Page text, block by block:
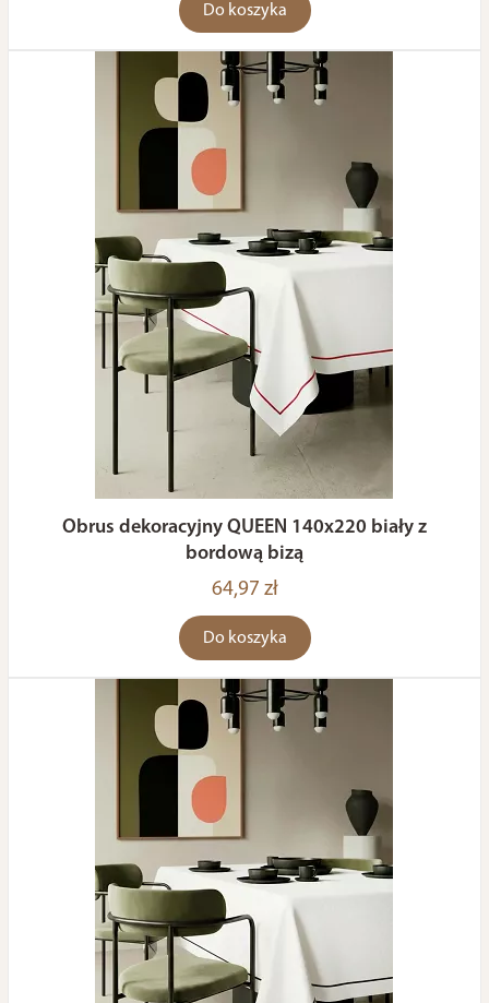
Do koszyka
Obrus dekoracyjny QUEEN 140x220 biały z
bordową bizą
64,97 zł
Do koszyka